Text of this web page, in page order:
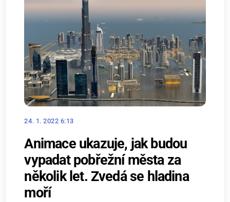
24. 1. 2022 6:13
Animace ukazuje, jak budou
vypadat pobřežní města za
několik let. Zvedá se hladina
moří